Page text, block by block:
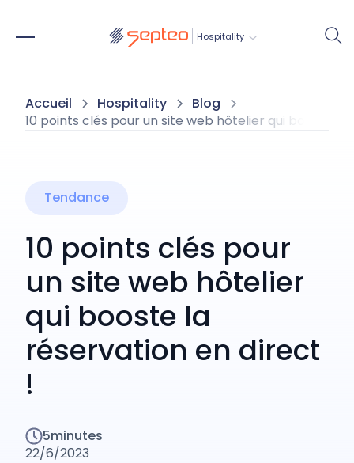
Hospitality
Accueil Hospitality
Blog
10 points clés pour un site web hôtelier qui booste
Tendance
10 points clés pour
un site web hôtelier
qui booste la
réservation en direct
!
5minutes
22/6/2023